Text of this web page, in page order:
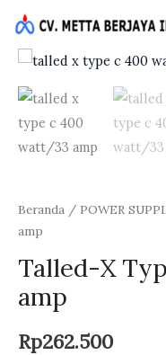
Lewati
konten
Beranda / POWER
amp
Talled-X
amp
Rp262.500